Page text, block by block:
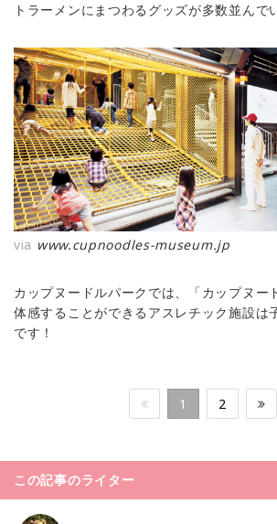
トラーメンにまつわるグッズが多数並んで
via www.cupnoodles-museum.jp
カップヌードルパークでは、「カップヌー
体感することができるアスレチック施設は
です！
1 2
この記事のライター